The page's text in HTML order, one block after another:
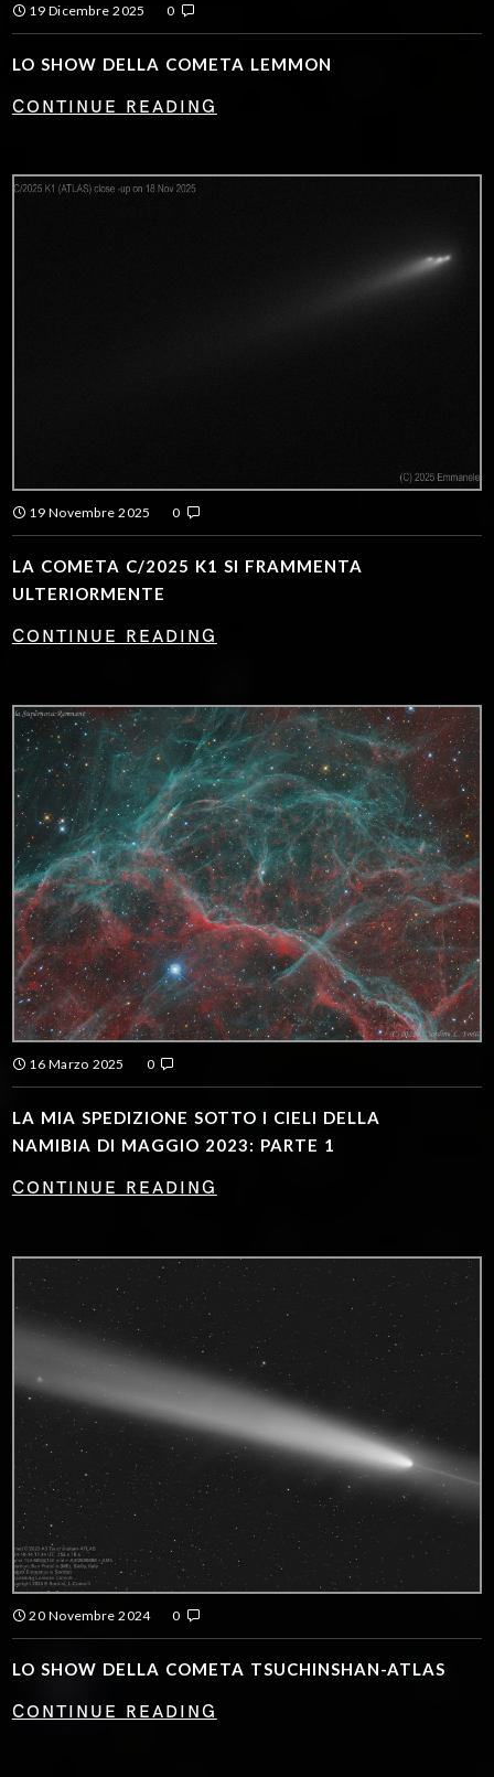
19 Dicembre 2025 0
LO SHOW DELLA COMETA LEMMON
CONTINUE READING
19 Novembre 2025 0
LA COMETA C/2025 K1 SI FRAMMENTA
ULTERIORMENTE
CONTINUE READING
16 Marzo 2025 0
LA MIA SPEDIZIONE SOTTO I CIELI DELLA
NAMIBIA DI MAGGIO 2023: PARTE 1
CONTINUE READING
20 Novembre 2024 0
LO SHOW DELLA COMETA TSUCHINSHAN-ATLAS
CONTINUE READING